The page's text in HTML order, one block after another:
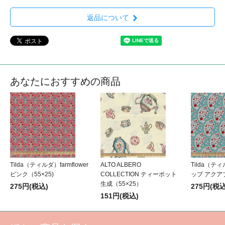
返品について
あなたにおすすめの商品
Tilda（ティルダ）farmflower
ピンク（55×25)
275円(税込)
ALTO ALBERO
COLLECTION ティーポット
生成（55×25）
151円(税込)
Tilda（ティ
ップ アク
275円(税